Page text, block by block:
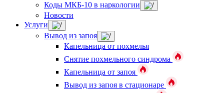
Коды МКБ-10 в наркологии
Новости
Услуги
Вывод из запоя
Капельница от похмелья
Снятие похмельного синдрома
Капельница от запоя
Вывод из запоя в стационаре